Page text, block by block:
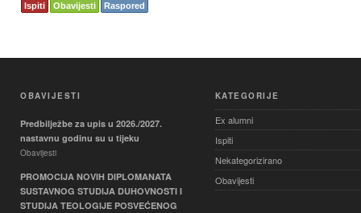
Ispiti Obavijesti Raspored
OBAVIJESTI
Predbilježbe za upis u 2026./2027.
nastavnu godinu su u tijeku
Obavijesti
PROMOCIJA NOVIH DIPLOMANATA
SUSTAVNOG STUDIJA DUHOVNOSTI I
STUDIJA TEOLOGIJE POSVEĆENOG
KATEGORIJE
Ex alumni
Ispiti
Nekategorizirano
Obavijesti